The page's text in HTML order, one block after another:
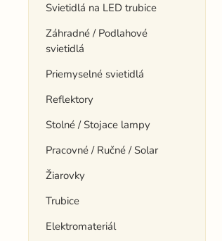
Svietidlá na LED trubice
Záhradné / Podlahové
svietidlá
Priemyselné svietidlá
Reflektory
Stolné / Stojace lampy
Pracovné / Ručné / Solar
Žiarovky
Trubice
Elektromateriál